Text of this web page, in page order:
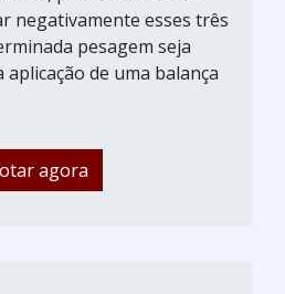
negativamente esses três
pesagem seja
de uma balança
agora